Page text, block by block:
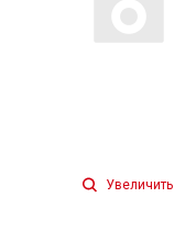
Увеличить